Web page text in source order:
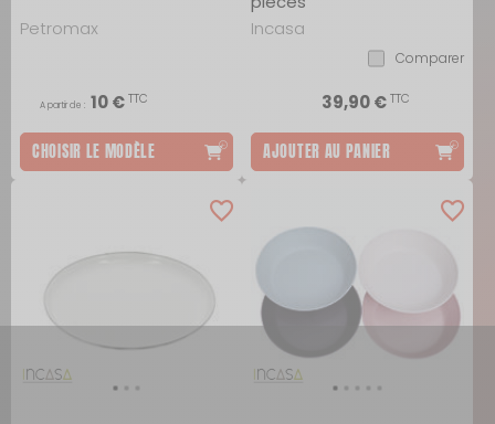
Petromax
A partir de : 10 €TTC
CHOISIR LE MODÈLE
Incasa
Comparer
39,90 €TTC
AJOUTER AU PANIER